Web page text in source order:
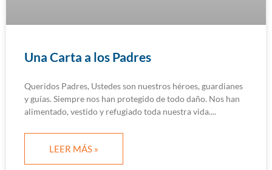
Una Carta a los Padres
Queridos Padres, Ustedes son nuestros héroes, guardianes
y guías. Siempre nos han protegido de todo daño. Nos han
alimentado, vestido y refugiado toda nuestra vida.
LEER MÁS »